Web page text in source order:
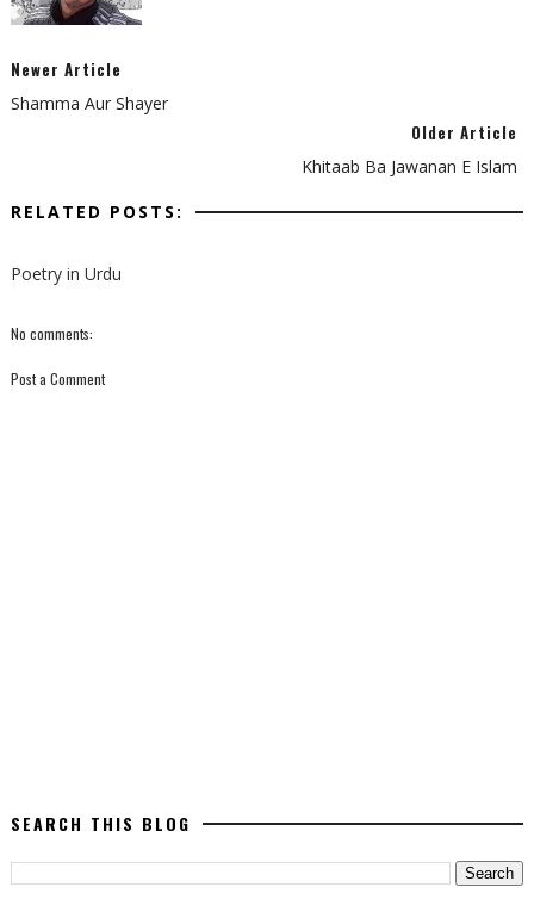
Newer Article
Shamma Aur Shayer
Older Article
Khitaab Ba Jawanan E Islam
RELATED POSTS:
Poetry in Urdu
No comments:
Post a Comment
SEARCH THIS BLOG